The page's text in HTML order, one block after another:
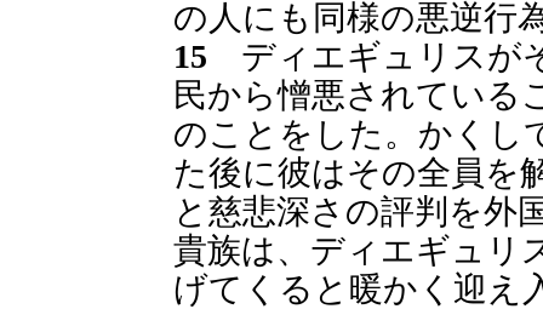
の人にも同様の悪逆行
15 ディエギュリスが
民から憎悪されている
のことをした。かくし
た後に彼はその全員を
と慈悲深さの評判を外
貴族は、ディエギュリ
げてくると暖かく迎え